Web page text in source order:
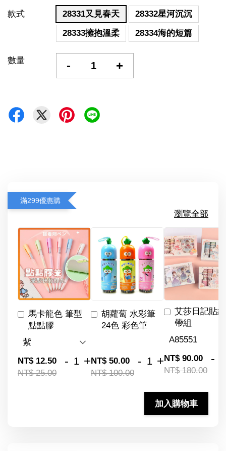
款式 28331又見春天
28332星河沉沉
28333擁抱溫柔
28334海的短篇
數量 - +
滿299優惠購
瀏覽全部
馬卡龍色 筆型
點點膠
NT$ 12.50
NT$ 25.00
- +
胡蘿蔔 水彩筆
24色 彩色筆
NT$ 50.00
NT$ 100.00
- +
艾莎日記貼
帶組
NT$ 90.00
NT$ 180.00
-
加入購物車